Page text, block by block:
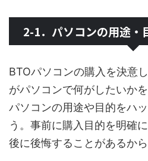
2-1．パソコンの用途・
BTOパソコンの購入を決意
がパソコンで何がしたいか
パソコンの用途や目的をハ
う。事前に購入目的を明確
後に後悔することがあるから